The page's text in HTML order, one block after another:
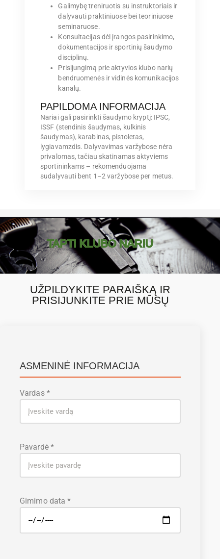
Galimybę treniruotis su instruktoriais ir
dalyvauti praktiniuose bei teoriniuose
seminaruose.
Konsultacijas dėl įrangos pasirinkimo,
dokumentacijos ir sportinių šaudymo
disciplinų.
Prisijungimą prie aktyvios klubo narių
bendruomenės ir vidinės komunikacijos
kanalų.
PAPILDOMA INFORMACIJA
Nariai gali pasirinkti šaudymo kryptį: IPSC,
ISSF (stendinis šaudymas, kulkinis
šaudymas), karabinas, pistoletas,
lygiavamzdis. Dalyvavimas varžybose nėra
privalomas, tačiau skatinamas aktyviems
sportininkams – rekomenduojama
sudalyvauti bent 1–2 varžybose per metus.
TAPTI KLUBO NARIU
UŽPILDYKITE PARAIŠKĄ IR
PRISIJUNKITE PRIE MŪSŲ
ASMENINĖ INFORMACIJA
Vardas *
Pavardė *
Gimimo data *